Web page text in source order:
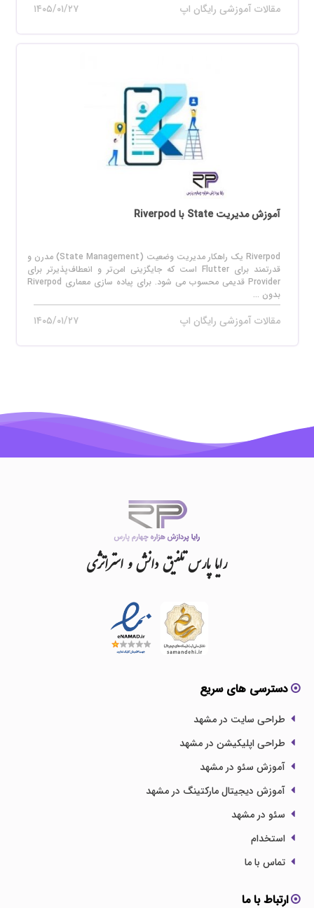
مقالات آموزشی رایگان اپ ۱۴۰۵/۰۱/۲۷
آموزش مدیریت State با Riverpod
Riverpod یک راهکار مدیریت وضعیت (State Management) مدرن و
قدرتمند برای Flutter است که جایگزینی امن‌تر و انعطاف‌پذیرتر برای
Provider قدیمی محسوب می‌ شود. برای پیاده‌ سازی معماری Riverpod
بدون ...
مقالات آموزشی رایگان اپ ۱۴۰۵/۰۱/۲۷
رایاپارستلفیقدانشواستراتژی
دسترسی های سریع
طراحی سایت در مشهد
طراحی اپلیکیشن در مشهد
آموزش سئو در مشهد
آموزش دیجیتال مارکتینگ در مشهد
سئو در مشهد
استخدام
تماس با ما
ارتباط با ما